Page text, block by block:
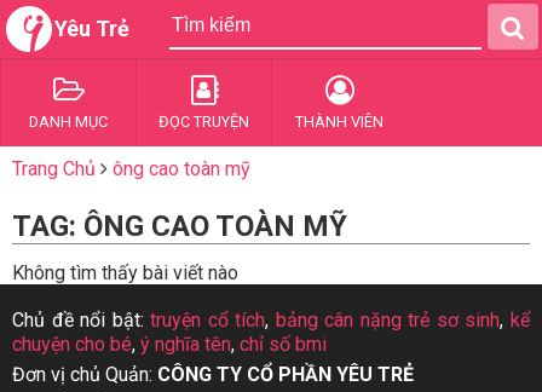
Yêu Trẻ
DANH MỤC ĐỌC TRUYỆN THÀNH VIÊN
Trang Chủ ông cao toàn mỹ
TAG: ÔNG CAO TOÀN MỸ
Không tìm thấy bài viết nào
Chủ đề nổi bật:truyện cổ tích, bảng cân nặng trẻ sơ sinh,kể
chuyện cho bé, ý nghĩa tên, chỉ số bmi
Đơn vị chủ Quản: CÔNG TY CỔ PHẦN YÊU TRẺ